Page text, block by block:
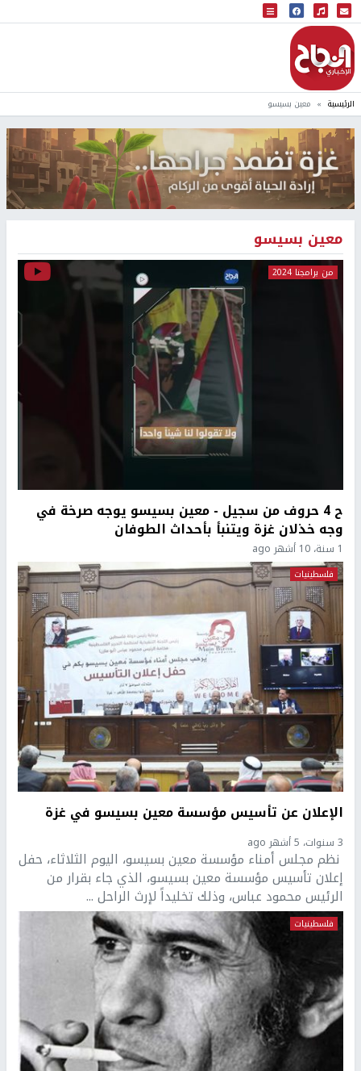
البث المباشر
إذاعة النجاح
الرئيسية معين بسيسو
معين بسيسو
من برامجنا 2024
ح 4 حروف من سجيل - معين بسيسو يوجه صرخة في
وجه خذلان غزة ويتنبأ بأحداث الطوفان
1 سنة، 10 أشهر ago
فلسطينيات
الإعلان عن تأسيس مؤسسة معين بسيسو في غزة
3 سنوات، 5 أشهر ago
نظم مجلس أمناء مؤسسة معين بسيسو، اليوم الثلاثاء، حفل
إعلان تأسيس مؤسسة معين بسيسو، الذي جاء بقرار من
الرئيس محمود عباس، وذلك تخليداً لإرث الراحل ...
فلسطينيات